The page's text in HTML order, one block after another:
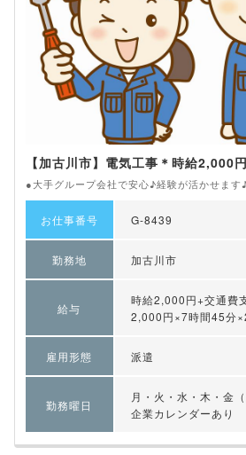
【加古川市】電気工事＊時給2,000
●大手グループ会社で安心♪経験が活かせます
お仕事番号 G-8439
勤務地 加古川市
給与
時給2,000円+交通費
2,000円×7時間45分
雇用形態 派遣
勤務曜日
月・火・水・木・金
企業カレンダーあり